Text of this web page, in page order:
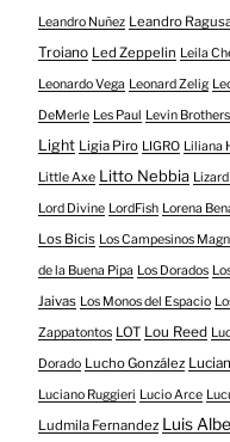
Leandro Nuñez Leandro
Troiano Led Zeppelin Leila
Leonardo Vega Leonard Zelig
DeMerle Les Paul Levin Brothers
Light Ligia Piro LIGRO Liliana
Little Axe Litto Nebbia
Lord Divine LordFish Lorena
Los Bicis Los Campesinos
de la Buena Pipa Los Dorados
Jaivas Los Monos del Espacio
Zappatontos LOT Lou Reed
Dorado Lucho González
Luciano Ruggieri Lucio Arce
Ludmila Fernandez Luis